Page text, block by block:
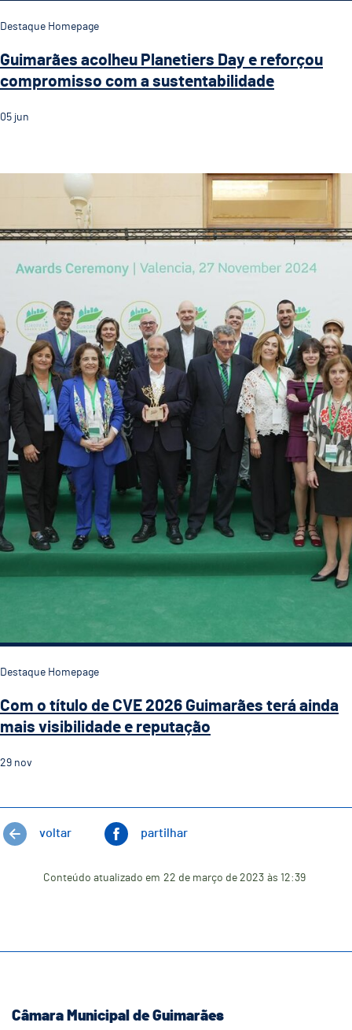
Destaque Homepage
Guimarães acolheu Planetiers Day e reforçou
compromisso com a sustentabilidade
05 jun
Com o título de CVE 2026 Guimarães terá ainda
Destaque Homepage
Com o título de CVE 2026 Guimarães terá ainda
mais visibilidade e reputação
29 nov
voltar partilhar
Conteúdo atualizado em 22 de março de 2023 às 12:39
Câmara Municipal de Guimarães